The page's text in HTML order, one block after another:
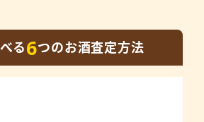
る6つのお酒査定方法